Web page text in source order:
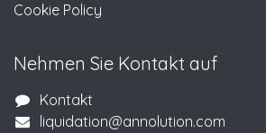
Cookie Policy
Nehmen Sie Kontakt auf
Kontakt
liquidation@annolution.com